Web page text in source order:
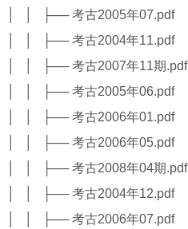
│ │ ├── 考古2005年07.pdf
│ │ ├── 考古2004年11.pdf
│ │ ├── 考古2007年11期.pdf
│ │ ├── 考古2005年06.pdf
│ │ ├── 考古2006年01.pdf
│ │ ├── 考古2006年05.pdf
│ │ ├── 考古2008年04期.pdf
│ │ ├── 考古2004年12.pdf
│ │ ├── 考古2006年07.pdf